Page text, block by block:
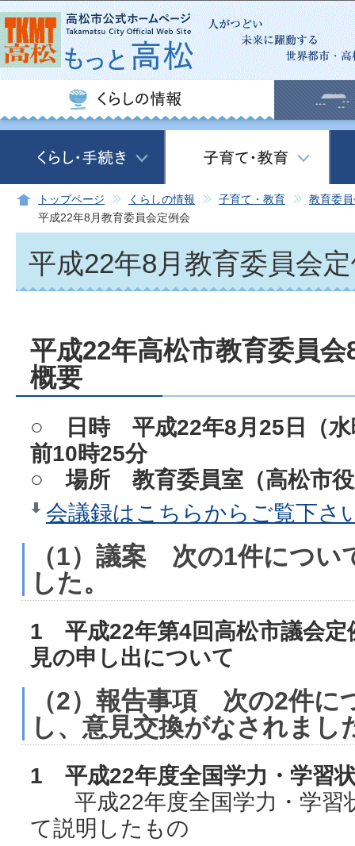
この
トップページ くらしの情報 子育て・教育
教育委
平成22年8月教育委員会定例会
平成22年8月教育委員会
平成22年高松市教育委員
概要
○ 日時 平成22年8月25日（
前10時25分
○ 場所 教育委員室（高松市役
会議録はこちらからご覧下さ
（1）議案 次の1件につい
した。
1 平成22年第4回高松市議会定
見の申し出について
（2）報告事項 次の2件に
し、意見交換がなされまし
1 平成22年度全国学力・学習
平成22年度全国学力・学習
て説明したもの